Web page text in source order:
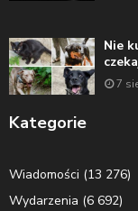
Nie
7
Kategorie
Wiadomości (13 276)
Wydarzenia (6 692)